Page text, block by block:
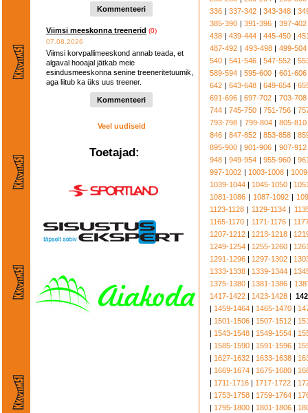
Kommenteeri
Viimsi meeskonna treenerid (0)
07.08.2026
Viimsi korvpallimeeskond annab teada, et
algaval hooajal jätkab meie
esindusmeeskonna senine treeneritetuumik,
aga liitub ka üks uus treener.
Kommenteeri
Veel uudiseid
Toetajad:
336 |337-342 |343-348 |
385-390 |391-396 | 397-402
438 |439-444 |445-450 |
487-492 | 493-498| 499-504
540 |541-546 |547-552 |
589-594 |595-600 | 601-606
642 |643-648 |649-654 |
691-696 |697-702 | 703-708
744 |745-750 |751-756 |
793-798 | 799-804| 805-810
846 |847-852 |853-858 |
895-900 |901-906 | 907-912
948 |949-954 |955-960 |
997-1002 | 1003-1008 |
1039-1044 | 1045-1050 |
1081-1086 | 1087-1092 |
1123-1128 | 1129-1134 |
1165-1170 | 1171-1176|
1207-1212 | 1213-1218 |
1249-1254 | 1255-1260 |
1291-1296 | 1297-1302 |
1333-1338 | 1339-1344 |
1375-1380 | 1381-1386 |
1417-1422 | 1423-1428 |
| 1459-1464 | 1465-1470 |
| 1501-1506 | 1507-1512 |
| 1543-1548 | 1549-1554 |
| 1585-1590 | 1591-1596 |
| 1627-1632 | 1633-1638 |
| 1669-1674 | 1675-1680 |
| 1711-1716 | 1717-1722 |
| 1753-1758 | 1759-1764 |
| 1795-1800 | 1801-1806 |